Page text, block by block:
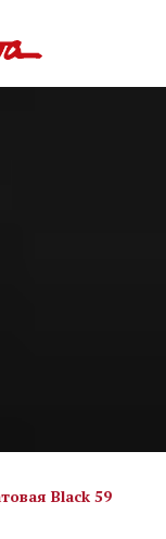
Black 59